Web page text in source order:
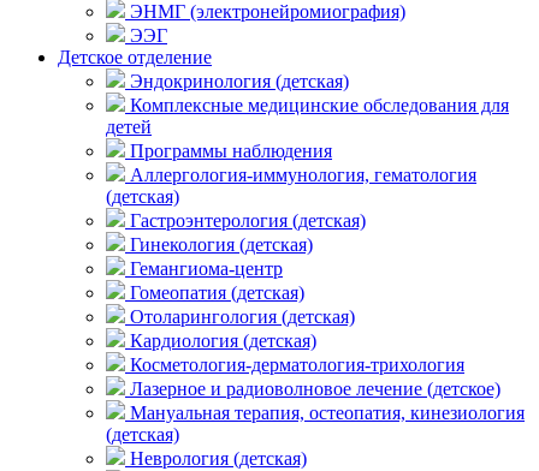
ЭНМГ (электронейромиография)
ЭЭГ
Детское отделение
Эндокринология (детская)
Комплексные медицинские обследования для
детей
Программы наблюдения
Аллергология-иммунология, гематология
(детская)
Гастроэнтерология (детская)
Гинекология (детская)
Гемангиома-центр
Гомеопатия (детская)
Отоларингология (детская)
Кардиология (детская)
Косметология-дерматология-трихология
Лазерное и радиоволновое лечение (детское)
Мануальная терапия, остеопатия, кинезиология
(детская)
Неврология (детская)